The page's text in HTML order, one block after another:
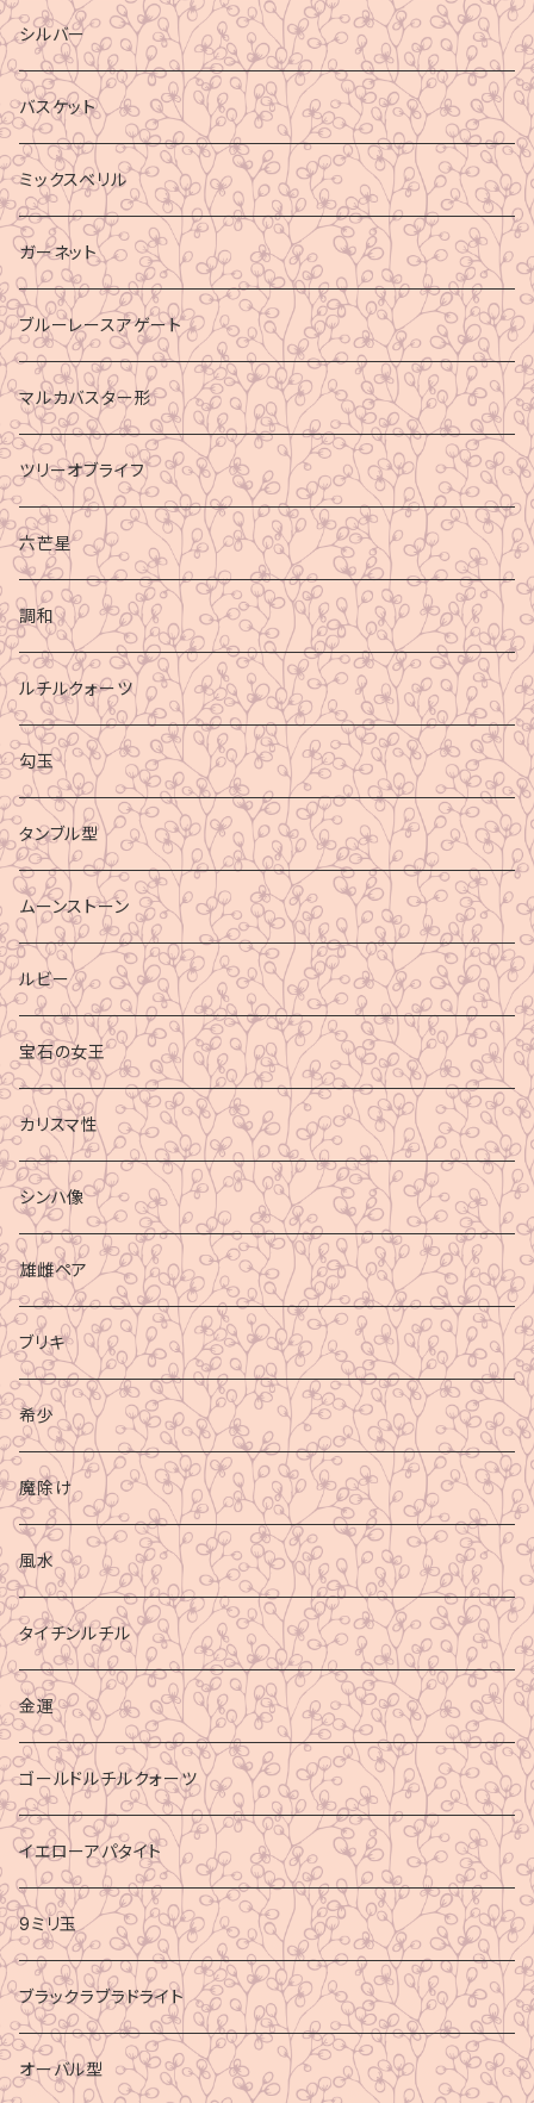
シルバー
バスケット
ミックスベリル
ガーネット
ブルーレースアゲート
マルカバスター形
ツリーオブライフ
六芒星
調和
ルチルクォーツ
勾玉
タンブル型
ムーンストーン
ルビー
宝石の女王
カリスマ性
シンハ像
雄雌ペア
ブリキ
希少
魔除け
風水
タイチンルチル
金運
ゴールドルチルクォーツ
イエローアパタイト
9ミリ玉
ブラックラブラドライト
オーバル型